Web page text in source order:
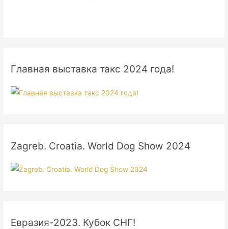
Главная выставка такс 2024 года!
Zagreb. Croatia. World Dog Show 2024
Евразия-2023. Кубок СНГ!